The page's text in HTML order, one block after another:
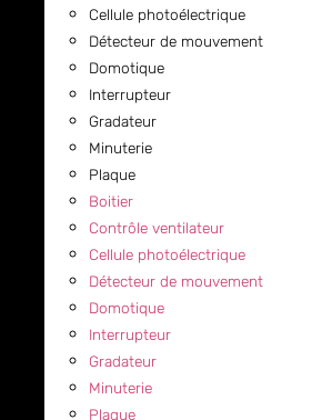
Cellule photoélectrique
Détecteur de mouvement
Domotique
Interrupteur
Gradateur
Minuterie
Plaque
Boitier
Contrôle ventilateur
Cellule photoélectrique
Détecteur de mouvement
Domotique
Interrupteur
Gradateur
Minuterie
Plaque